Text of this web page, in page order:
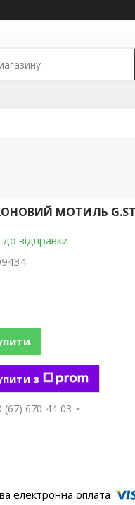
МОТИЛЬ
відправки
з
(67) 670-44-03